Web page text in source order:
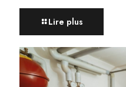
Lire plus